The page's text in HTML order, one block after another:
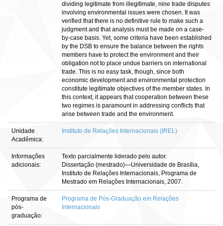
dividing legitimate from illegitimate, nine trade disputes
involving environmental issues were chosen. It was
verified that there is no definitive rule to make such a
judgment and that analysis must be made on a case-
by-case basis. Yet, some criteria have been established
by the DSB to ensure the balance between the rights
members have to protect the environment and their
obligation not to place undue barriers on international
trade. This is no easy task, though, since both
economic development and environmental protection
constitute legitimate objectives of the member states. In
this context, it appears that cooperation between these
two regimes is paramount in addressing conflicts that
arise between trade and the environment.
Unidade
Acadêmica:
Instituto de Relações Internacionais (IREL)
Informações
adicionais:
Texto parcialmente liderado pelo autor.
Dissertação (mestrado)—Universidade de Brasília,
Instituto de Relações Internacionais, Programa de
Mestrado em Relações Internacionais, 2007.
Programa de
pós-
graduação:
Programa de Pós-Graduação em Relações
Internacionais